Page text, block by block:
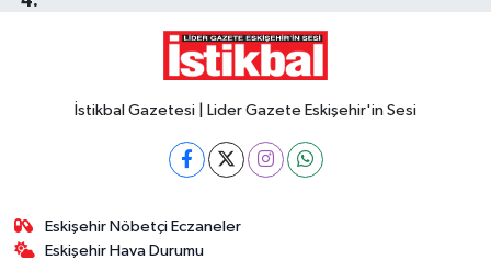
İstikbal Gazetesi | Lider Gazete Eskişehir'in Sesi
Eskişehir Nöbetçi Eczaneler
Eskişehir Hava Durumu